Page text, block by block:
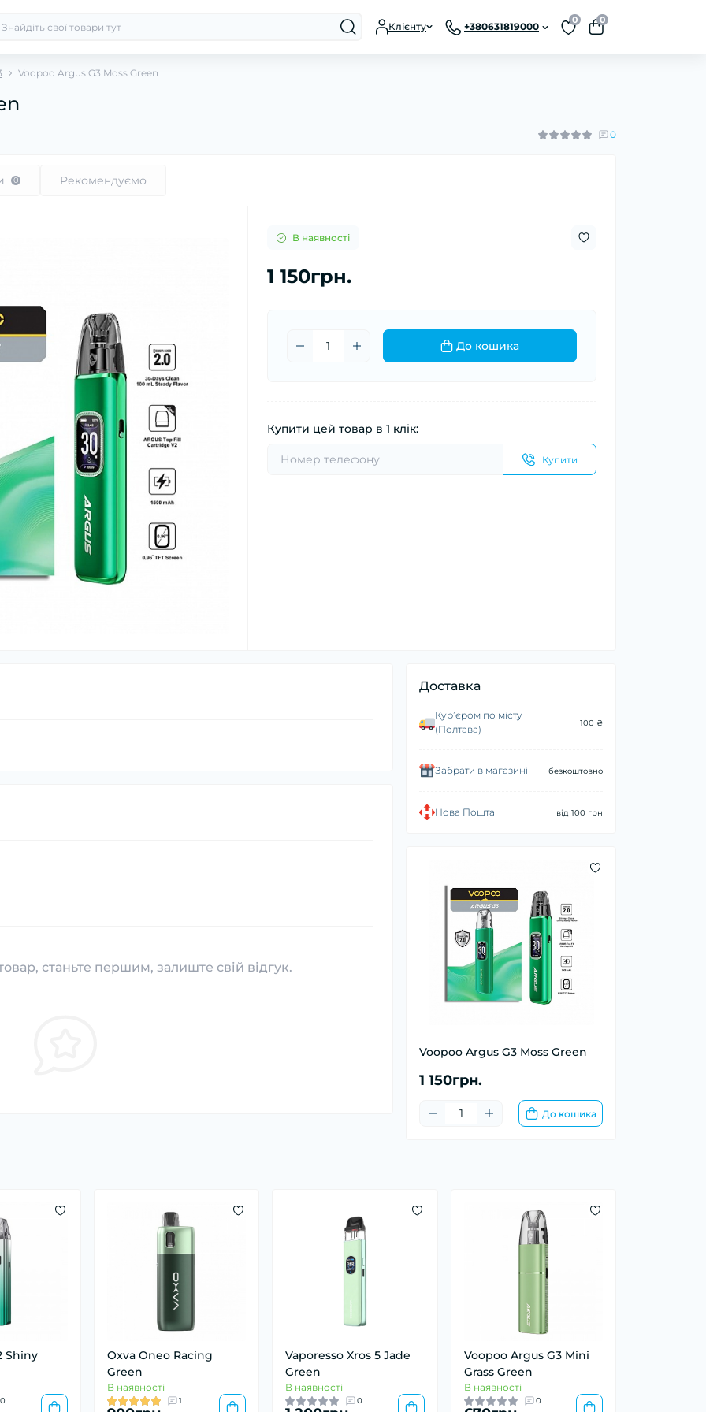
Клієнту +380631819000
0 0
Voopoo Argus G3 Moss Green
0
0 Рекомендуємо
В наявності
1 150грн.
До кошика
Купити цей товар в 1 клік:
Купити
Доставка
Курʼєром по місту
(Полтава)
100 ₴
Забрати в магазині безкоштовно
Нова Пошта від 100 грн
Voopoo Argus G3 Moss Green
1 150грн.
До кошика
станьте першим, залиште свій відгук.
Shiny
0
Oxva Oneo Racing
Green
В наявності
1
Vaporesso Xros 5 Jade
Green
В наявності
0
Voopoo Argus G3 Mini
Grass Green
В наявності
0